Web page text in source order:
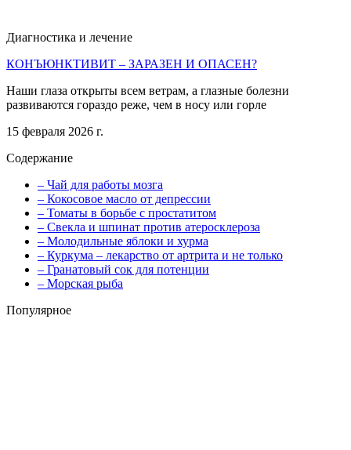
Диагностика и лечение
КОНЪЮНКТИВИТ – ЗАРАЗЕН И ОПАСЕН?
Наши глаза открыты всем ветрам, а глазные болезни
развиваются гораздо реже, чем в носу или горле
15 февраля 2026 г.
Содержание
– Чай для работы мозга
– Кокосовое масло от депрессии
– Томаты в борьбе с простатитом
– Свекла и шпинат против атеросклероза
– Молодильные яблоки и хурма
– Куркума – лекарство от артрита и не только
– Гранатовый сок для потенции
– Морская рыба
Популярное